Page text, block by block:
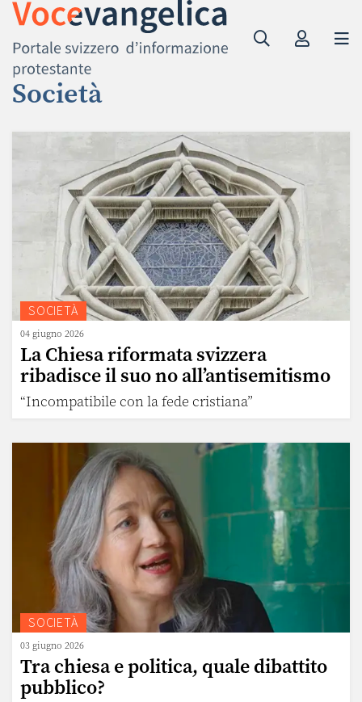
Società
SOCIETÀ
04 giugno 2026
La Chiesa riformata svizzera
ribadisce il suo no all’antisemitismo
“Incompatibile con la fede cristiana”
SOCIETÀ
03 giugno 2026
Tra chiesa e politica, quale dibattito
pubblico?